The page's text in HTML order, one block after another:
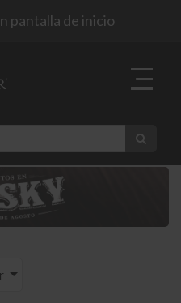
pantalla de inicio